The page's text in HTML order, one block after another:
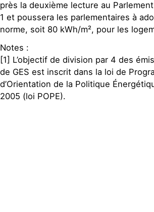
près la deuxième lecture au
1 et poussera les parlementaires à
norme, soit 80 kWh/m², pour les
Notes :
[1] L’objectif de division par 4 des
de GES est inscrit dans la loi de
d’Orientation de la Politique
2005 (loi POPE).